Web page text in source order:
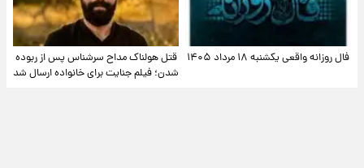
فال روزانه واقعی یکشنبه ۱۸ مرداد ۱۴۰۵
قتل هولناک مداح سرشناس پس از ربوده
شدن؛ فیلم جنایت برای خانواده ارسال شد